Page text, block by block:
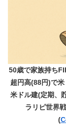
50歳で家族持ち
超円高(88円)で
米ドル建(定期、
ラリピ世界
(